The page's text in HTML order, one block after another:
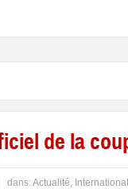
de la
dans:Actualité,